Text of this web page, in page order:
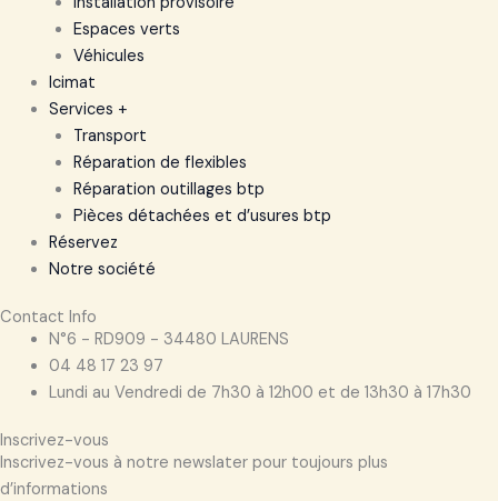
Espaces verts
Véhicules
Icimat
Services +
Transport
Réparation de flexibles
Réparation outillages btp
Pièces détachées et d’usures btp
Réservez
Notre société
Contact Info
N°6 - RD909 - 34480 LAURENS
04 48 17 23 97
Lundi au Vendredi de 7h30 à 12h00 et de 13h30 à 17h30
Inscrivez-vous
Inscrivez-vous à notre newslater pour toujours plus
d’informations